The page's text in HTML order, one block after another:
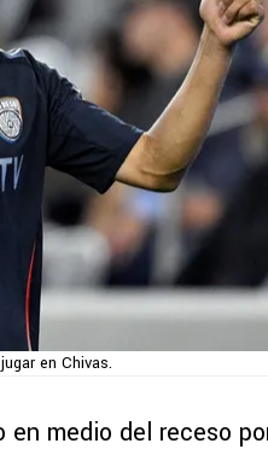
en Chivas.
medio del receso